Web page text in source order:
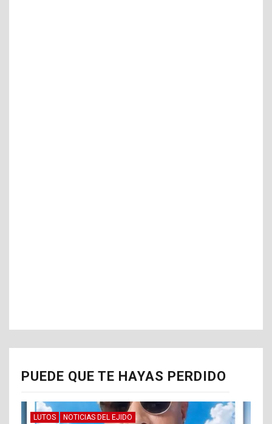
PUEDE QUE TE HAYAS PERDIDO
LUTOS NOTICIAS DEL EJIDO